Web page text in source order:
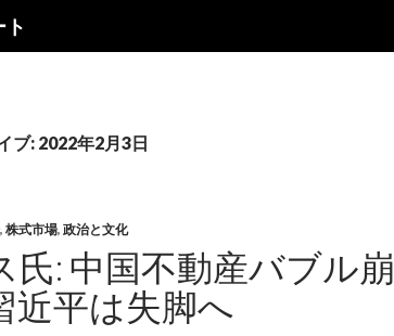
ブ: 2022年2月3日
, 株式市場, 政治と文化
氏: 中国不動産バブル崩
近平は失脚へ